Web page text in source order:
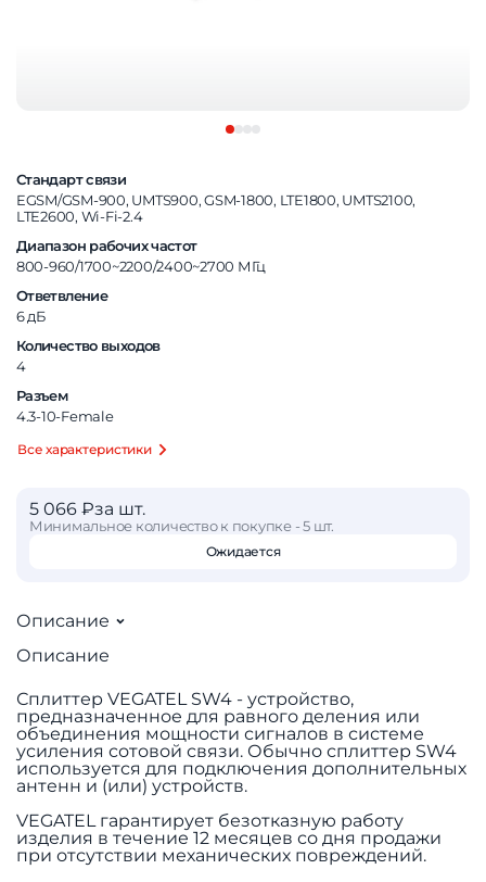
Стандарт связи
EGSM/GSM-900, UMTS900, GSM-1800, LTE1800, UMTS2100,
LTE2600, Wi-Fi-2.4
Диапазон рабочих частот
800-960/1700~2200/2400~2700 МГц
Ответвление
6 дБ
Количество выходов
4
Разъем
4.3-10-Female
Все характеристики
5 066 ₽за шт.
Минимальное количество к покупке - 5 шт.
Ожидается
Описание
Описание
Сплиттер VEGATEL SW4 - устройство,
предназначенное для равного деления или
объединения мощности сигналов в системе
усиления сотовой связи. Обычно сплиттер SW4
используется для подключения дополнительных
антенн и (или) устройств.
VEGATEL гарантирует безотказную работу
изделия в течение 12 месяцев со дня продажи
при отсутствии механических повреждений.